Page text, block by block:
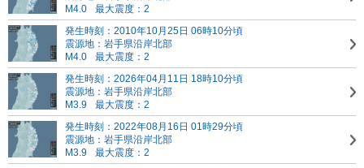
M4.0
最大震度：2
発生時刻：2010年10月25日 06時10分頃
震源地：岩手県沿岸北部
M4.0
最大震度：2
発生時刻：2026年04月11日 18時10分頃
震源地：岩手県沿岸北部
M3.9
最大震度：2
発生時刻：2022年08月16日 01時29分頃
震源地：岩手県沿岸北部
M3.9
最大震度：2